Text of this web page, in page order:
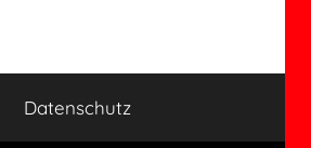
Datenschutz